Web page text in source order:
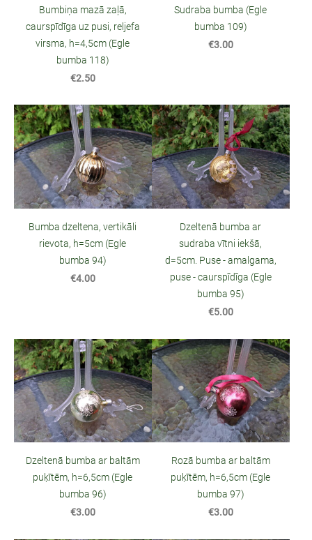
Bumbiņa mazā zaļā,
caurspīdīga uz pusi, reljefa
virsma, h=4,5cm (Egle
bumba 118)
€2.50
Sudraba bumba (Egle
bumba 109)
€3.00
Bumba dzeltena, vertikāli
rievota, h=5cm (Egle
bumba 94)
€4.00
Dzeltenā bumba ar
sudraba vītni iekšā,
d=5cm. Puse - amalgama,
puse - caurspīdīga (Egle
bumba 95)
€5.00
Dzeltenā bumba ar baltām
puķītēm, h=6,5cm (Egle
bumba 96)
€3.00
Rozā bumba ar baltām
puķītēm, h=6,5cm (Egle
bumba 97)
€3.00